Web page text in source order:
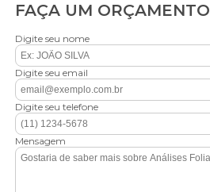
FAÇA UM ORÇAMENTO
Digite seu nome
Digite seu email
Digite seu telefone
Mensagem